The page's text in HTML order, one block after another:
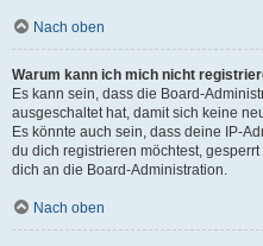
Nach oben
Warum kann ich mich nicht
Es kann sein, dass die Board-
ausgeschaltet hat, damit sich keine
Es könnte auch sein, dass deine IP-
du dich registrieren möchtest,
dich an die Board-Administration.
Nach oben